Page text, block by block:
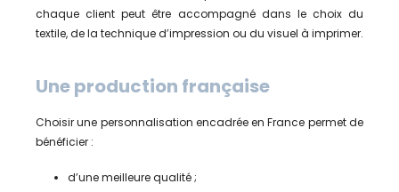
chaque client peut être accompagné dans le choix du
textile, de la technique d’impression ou du visuel à imprimer.
Une production française
Choisir une personnalisation encadrée en France permet de
bénéficier :
d’une meilleure qualité ;